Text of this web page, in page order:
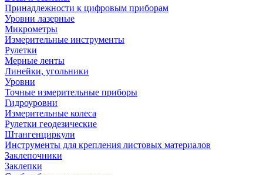
Принадлежности к цифровым приборам
Уровни лазерные
Микрометры
Измерительные инструменты
Рулетки
Мерные ленты
Линейки, угольники
Уровни
Точные измерительные приборы
Гидроуровни
Измерительные колеса
Рулетки геодезические
Штангенциркули
Инструменты для крепления листовых материалов
Заклепочники
Заклепки